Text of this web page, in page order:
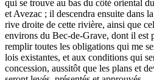
qui se trouve au bas du côté oriental
et Avezac ; il descendra ensuite dans
rive droite de cette rivière, ainsi que
environs du Bec-de-Grave, dont il est
remplir toutes les obligations qui me
lois existantes, et aux conditions qui
concession, aussitôt que les plans et